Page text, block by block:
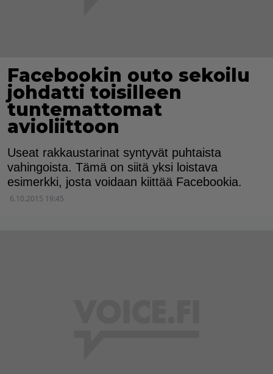
Facebookin outo sekoilu
johdatti toisilleen
tuntemattomat
avioliittoon
Useat rakkaustarinat syntyvät puhtaista
vahingoista. Tämä on siitä yksi loistava
esimerkki, josta voidaan kiittää Facebookia.
6.10.2015 19:45